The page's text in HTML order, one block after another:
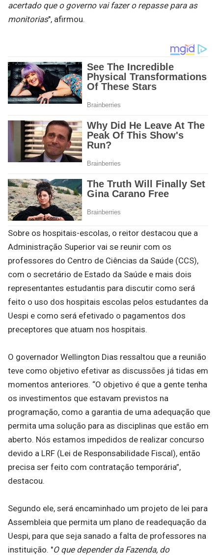
acertado que o governo vai fazer o repasse para as
monitorias", afirmou.
Sobre os hospitais-escolas, o reitor destacou que a
Administração Superior vai se reunir com os
professores do Centro de Ciências da Saúde (CCS),
com o secretário de Estado da Saúde e mais dois
representantes estudantis para discutir como será
feito o uso dos hospitais escolas pelos estudantes da
Uespi e como será efetivado o pagamentos dos
preceptores que atuam nos hospitais.
O governador Wellington Dias ressaltou que a reunião
teve como objetivo efetivar as discussões já tidas em
momentos anteriores. “O objetivo é que a gente tenha
os investimentos que estavam previstos na
programação, como a garantia de uma adequação que
permita uma solução para as disciplinas que estão em
aberto. Nós estamos impedidos de realizar concurso
devido a LRF (Lei de Responsabilidade Fiscal), então
precisa ser feito com contratação temporária”,
destacou.
Segundo ele, será encaminhado um projeto de lei para
Assembleia que permita um plano de readequação da
Uespi, para que seja sanado a falta de professores na
instituição. "O que depender da Fazenda, do